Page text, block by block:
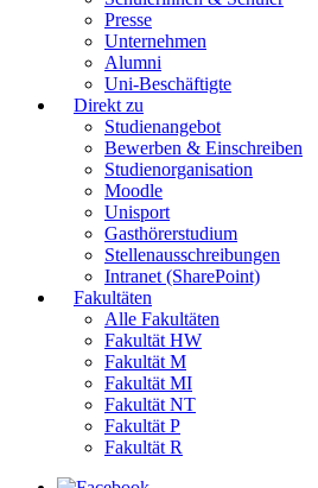
Presse
Unternehmen
Alumni
Uni-Beschäftigte
Direkt zu
Studienangebot
Bewerben & Einschreiben
Studienorganisation
Moodle
Unisport
Gasthörerstudium
Stellenausschreibungen
Intranet (SharePoint)
Fakultäten
Alle Fakultäten
Fakultät HW
Fakultät M
Fakultät MI
Fakultät NT
Fakultät P
Fakultät R